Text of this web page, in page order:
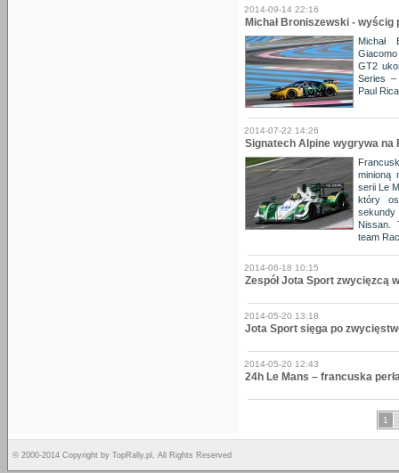
2014-09-14 22:16
Michał Broniszewski - wyścig
Michał
GT2
Series –
Paul
2014-07-22 14:26
Signatech Alpine wygrywa na
minioną
serii Le
który
Nissan.
team
2014-06-18 10:15
Zespół Jota Sport zwycięzcą
2014-05-20 13:18
Jota Sport sięga po
2014-05-20 12:43
24h Le Mans – francuska
1
© 2000-2014 Copyright by TopRally.pl, All Rights Reserved